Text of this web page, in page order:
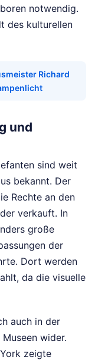
notwendig.
des kulturellen
Richard
und
sind weit
bekannt. Der
Rechte an den
verkauft. In
große
der
Dort werden
da die visuelle
auch in der
wider.
zeigte